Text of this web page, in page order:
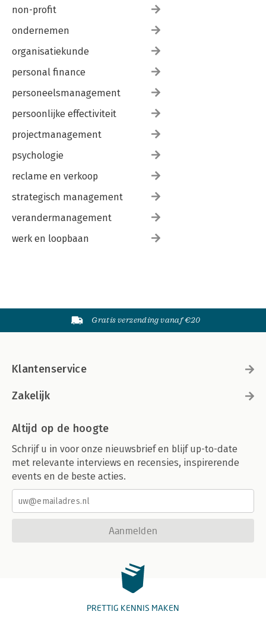
non-profit
ondernemen
organisatiekunde
personal finance
personeelsmanagement
persoonlijke effectiviteit
projectmanagement
psychologie
reclame en verkoop
strategisch management
verandermanagement
werk en loopbaan
Gratis verzending vanaf €20
Klantenservice
Zakelijk
Altijd op de hoogte
Schrijf u in voor onze nieuwsbrief en blijf up-to-date
met relevante interviews en recensies, inspirerende
events en de beste acties.
Aanmelden
PRETTIG KENNIS MAKEN